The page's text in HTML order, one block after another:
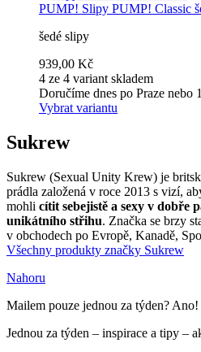
PUMP! Slipy PUMP! Classic
šedé slipy
939,00 Kč
4 ze 4 variant skladem
Doručíme dnes po Praze nebo
Vybrat variantu
Sukrew
Sukrew (Sexual Unity Krew) je
prádla založená v roce 2013 s vizí,
mohli cítit sebejistě a sexy v dobře
unikátního střihu. Značka se brzy
v obchodech po Evropě, Kanadě,
Všechny produkty značky Sukrew
Nahoru
Mailem pouze jednou za týden? Ano!
Jednou za týden – inspirace a tipy –